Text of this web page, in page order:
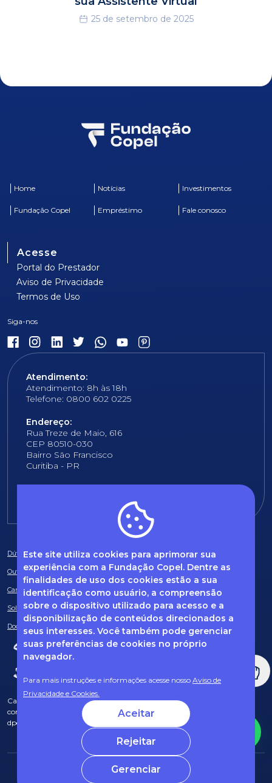
Este site utiliza cookies para aprimorar sua
experiência com a Fundação Copel. Dentre as
finalidades de uso dos cookies estão a sua
identificação como usuário, a compreensão
sobre o dispositivo utilizado para acesso e a
disponibilização de conteúdos direcionados a
seus interesses. Você também pode gerenciar
suas preferências de cookies no próprio
navegador.
Para mais instruções e informações acesse nosso Aviso de
Privacidade e Cookies.
Aceitar
Rejeitar
Gerenciar
25 de setembro de 2025
Home Notícias Investimentos
Fundação Copel Empréstimo Fale conosco
Acesse
Portal do Prestador
Aviso de Privacidade
Termos de Uso
Atendimento:
Atendimento: 8h às 18h
Telefone: 0800 602 0225
Endereço:
Rua Treze de Maio, 616
CEP 80510-030
Bairro São Francisco
Curitiba - PR
Dúvidas frequentes
Ouvidoria
Canal de Denúncias
Solicitação de informações
Documentos obrigatórios
Caso tenha dúvidas sobre Privacidade de Dados e LGPD, entre em
contato com o nosso DPO (encarregado de dados) via e-mail:
dpo@fcopel.org.br
© 2025 Fundação Copel Todos os direitos reservados